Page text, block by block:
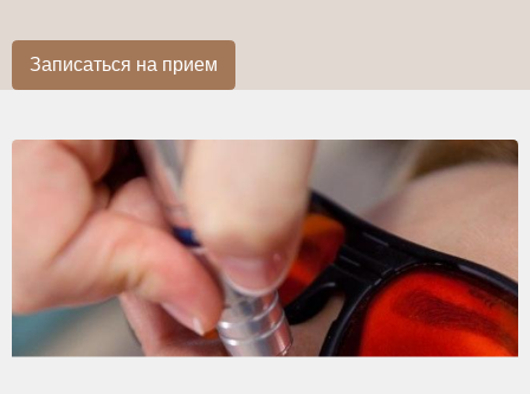
Записаться на прием